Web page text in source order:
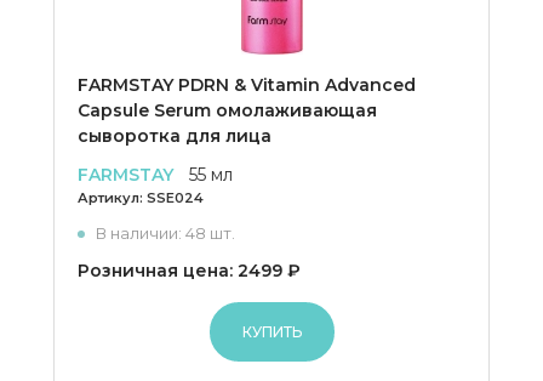
FARMSTAY PDRN & Vitamin Advanced
Capsule Serum омолаживающая
сыворотка для лица
FARMSTAY
55 мл
Артикул: SSE024
В наличии: 48 шт.
Розничная цена: 2499 ₽
КУПИТЬ